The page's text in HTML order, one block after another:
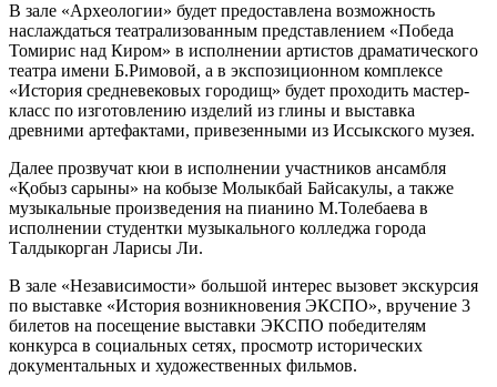
В зале «Археологии» будет предоставлена возможность
наслаждаться театрализованным представлением «Победа
Томирис над Киром» в исполнении артистов драматического
театра имени Б.Римовой, а в экспозиционном комплексе
«История средневековых городищ» будет проходить мастер-
класс по изготовлению изделий из глины и выставка
древними артефактами, привезенными из Иссыкского музея.
Далее прозвучат кюи в исполнении участников ансамбля
«Қобыз сарыны» на кобызе Молыкбай Байсакулы, а также
музыкальные произведения на пианино М.Толебаева в
исполнении студентки музыкального колледжа города
Талдыкорган Ларисы Ли.
В зале «Независимости» большой интерес вызовет экскурсия
по выставке «История возникновения ЭКСПО», вручение 3
билетов на посещение выставки ЭКСПО победителям
конкурса в социальных сетях, просмотр исторических
документальных и художественных фильмов.